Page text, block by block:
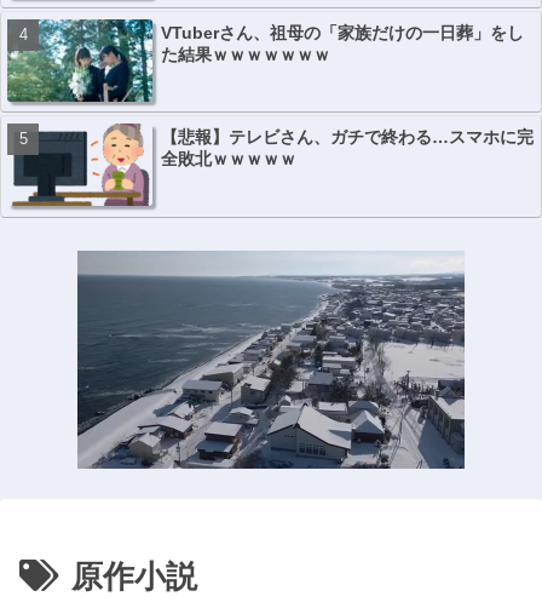
VTuberさん、祖母の「家族だけの一日葬」をし
た結果ｗｗｗｗｗｗｗ
【悲報】テレビさん、ガチで終わる…スマホに完
全敗北ｗｗｗｗｗ
原作小説